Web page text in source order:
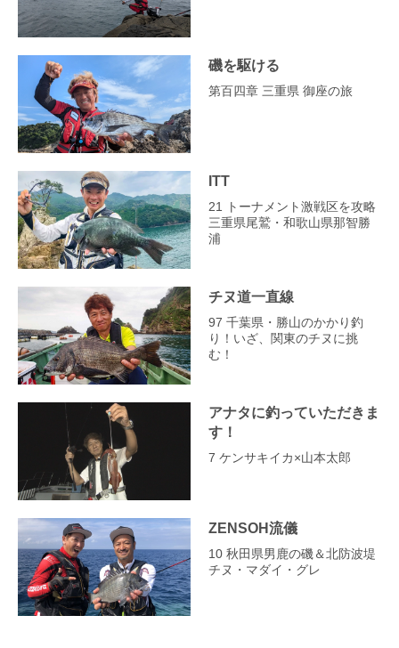
磯を駆ける
第百四章 三重県 御座の旅
ITT
21 トーナメント激戦区を攻略
三重県尾鷲・和歌山県那智勝
浦
チヌ道一直線
97 千葉県・勝山のかかり釣
り！いざ、関東のチヌに挑
む！
アナタに釣っていただきま
す！
7 ケンサキイカ×山本太郎
ZENSOH流儀
10 秋田県男鹿の磯＆北防波堤
チヌ・マダイ・グレ